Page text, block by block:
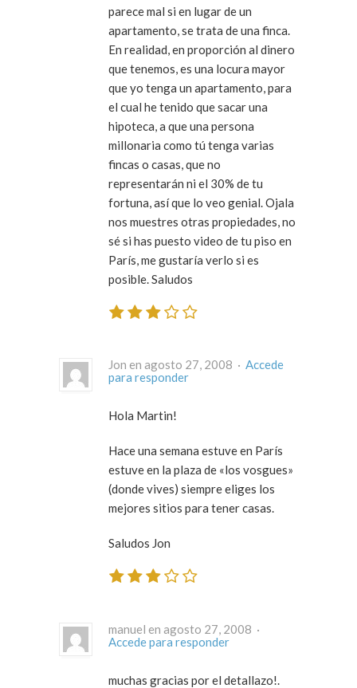
parece mal si en lugar de un
apartamento, se trata de una finca.
En realidad, en proporción al dinero
que tenemos, es una locura mayor
que yo tenga un apartamento, para
el cual he tenido que sacar una
hipoteca, a que una persona
millonaria como tú tenga varias
fincas o casas, que no
representarán ni el 30% de tu
fortuna, así que lo veo genial. Ojala
nos muestres otras propiedades, no
sé si has puesto video de tu piso en
París, me gustaría verlo si es
posible. Saludos
Jon en agosto 27, 2008 · Accede
para responder
Hola Martin!
Hace una semana estuve en París
estuve en la plaza de «los vosgues»
(donde vives) siempre eliges los
mejores sitios para tener casas.
Saludos Jon
manuel en agosto 27, 2008 ·
Accede para responder
muchas gracias por el detallazo!.